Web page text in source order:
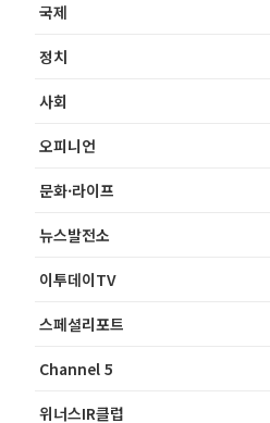
국제
정치
사회
오피니언
문화·라이프
뉴스발전소
이투데이TV
스페셜리포트
Channel 5
위너스IR클럽